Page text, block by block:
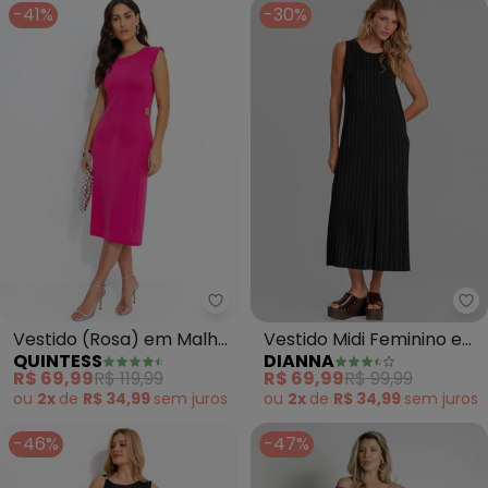
-41%
Quintess - Vestido (Rosa) em
Vestido (Rosa) em Malha
Anarruga
QUINTESS
R$ 69,99R$ 119,99
ou 2x de R$ 34,99 sem juros
-30%
Vestido Midi Feminino em
Viscotorcion (Preto)
DIANNA
R$ 69,99R$ 99,99
ou 2x de R$ 34,99 sem juros
-46% -47%